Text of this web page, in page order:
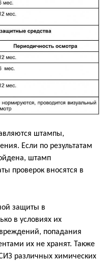
штампы,
Если по результатам
штамп
проверок вносятся в
защиты в
в условиях их
попадания
их не хранят. Также
различных химических